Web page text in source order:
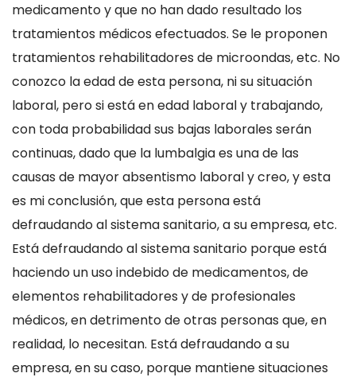
medicamento y que no han dado resultado los
tratamientos médicos efectuados. Se le proponen
tratamientos rehabilitadores de microondas, etc. No
conozco la edad de esta persona, ni su situación
laboral, pero si está en edad laboral y trabajando,
con toda probabilidad sus bajas laborales serán
continuas, dado que la lumbalgia es una de las
causas de mayor absentismo laboral y creo, y esta
es mi conclusión, que esta persona está
defraudando al sistema sanitario, a su empresa, etc.
Está defraudando al sistema sanitario porque está
haciendo un uso indebido de medicamentos, de
elementos rehabilitadores y de profesionales
médicos, en detrimento de otras personas que, en
realidad, lo necesitan. Está defraudando a su
empresa, en su caso, porque mantiene situaciones